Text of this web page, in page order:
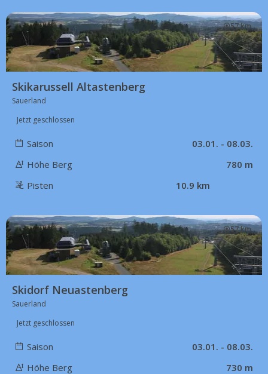
57 km
Skikarussell Altastenberg
Sauerland
Jetzt geschlossen
Saison
03.01. - 08.03.
Höhe Berg
780 m
Pisten
10.9 km
57 km
Skidorf Neuastenberg
Sauerland
Jetzt geschlossen
Saison
03.01. - 08.03.
Höhe Berg
730 m